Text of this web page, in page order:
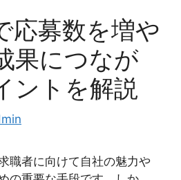
応募数を増や
果につなが
ントを解説
職者に向けて自社の魅力や